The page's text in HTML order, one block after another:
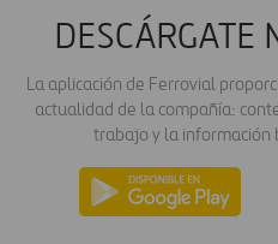
DESCÁRGATE
La aplicación de Ferrovial
actualidad de la compañía:
trabajo y la información